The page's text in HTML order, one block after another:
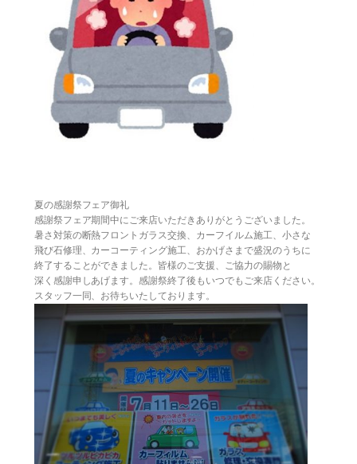
夏の感謝祭フェア御礼
感謝祭フェア期間中にご来店いただきありがとうございました。
暑さ対策の断熱フロントガラス交換、カーフイルム施工、小さな
飛び石修理、カーコーティング施工、おかげさまで盛況のうちに
終了することができました。皆様のご支援、ご協力の賜物と
深く感謝申しあげます。感謝祭終了後もいつでもご来店ください。
スタッフ一同、お待ちいたしております。